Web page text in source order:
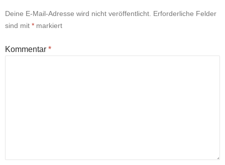
Deine E-Mail-Adresse wird nicht veröffentlicht. Erforderliche Felder
sind mit * markiert
Kommentar *